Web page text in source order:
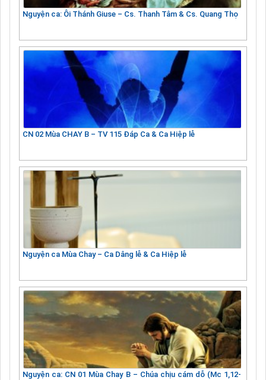
Nguyện ca: Ôi Thánh Giuse – Cs. Thanh Tâm & Cs. Quang Thọ
CN 02 Mùa CHAY B – TV 115 Đáp Ca & Ca Hiệp lễ
Nguyện ca Mùa Chay – Ca Dâng lễ & Ca Hiệp lễ
Nguyện ca: CN 01 Mùa Chay B – Chúa chịu cám dỗ (Mc 1,12-